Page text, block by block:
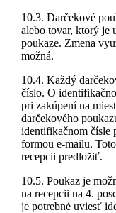
10.3. Darčekové
alebo tovar, ktorý je
poukaze. Zmena
možná.
10.4. Každý
číslo. O
pri zakúpení na
darčekového
identifikačnom čísle
formou e-mailu.
recepcii predložiť.
10.5. Poukaz je
na recepcii na 4.
je potrebné uviesť